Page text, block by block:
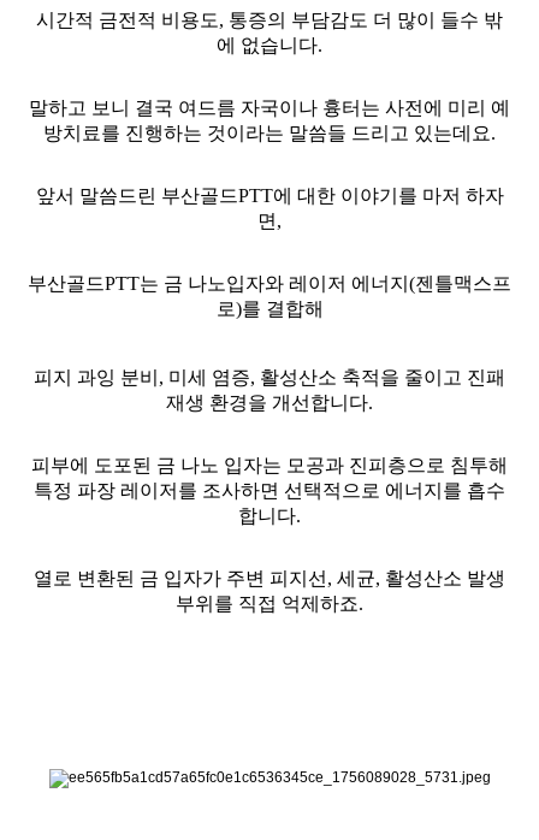
시간적 금전적 비용도, 통증의 부담감도 더 많이 들수 밖
에 없습니다.
말하고 보니 결국 여드름 자국이나 흉터는 사전에 미리 예
방치료를 진행하는 것이라는 말씀들 드리고 있는데요.
앞서 말씀드린 부산골드PTT에 대한 이야기를 마저 하자
면,
부산골드PTT는 금 나노입자와 레이저 에너지(젠틀맥스프
로)를 결합해
피지 과잉 분비, 미세 염증, 활성산소 축적을 줄이고 진패
재생 환경을 개선합니다.
피부에 도포된 금 나노 입자는 모공과 진피층으로 침투해
특정 파장 레이저를 조사하면 선택적으로 에너지를 흡수
합니다.
열로 변환된 금 입자가 주변 피지선, 세균, 활성산소 발생
부위를 직접 억제하죠.